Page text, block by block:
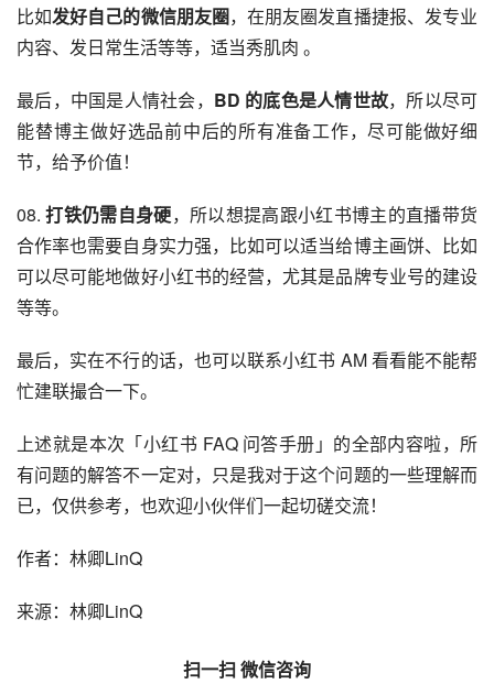
比如发好自己的微信朋友圈，在朋友圈发直播捷报、发专业
内容、发日常生活等等，适当秀肌肉 。
最后，中国是人情社会， BD 的底色是人情世故，所以尽可
能替博主做好选品前中后的所有准备工作，尽可能做好细
节，给予价值！
08. 打铁仍需自身硬，所以想提高跟小红书博主的直播带货
合作率也需要自身实力强，比如可以适当给博主画饼、比如
可以尽可能地做好小红书的经营，尤其是品牌专业号的建设
等等。
最后，实在不行的话，也可以联系小红书 AM 看看能不能帮
忙建联撮合一下。
上述就是本次「小红书 FAQ 问答手册」的全部内容啦，所
有问题的解答不一定对，只是我对于这个问题的一些理解而
已，仅供参考，也欢迎小伙伴们一起切磋交流！
作者：林卿LinQ
来源：林卿LinQ
扫一扫 微信咨询